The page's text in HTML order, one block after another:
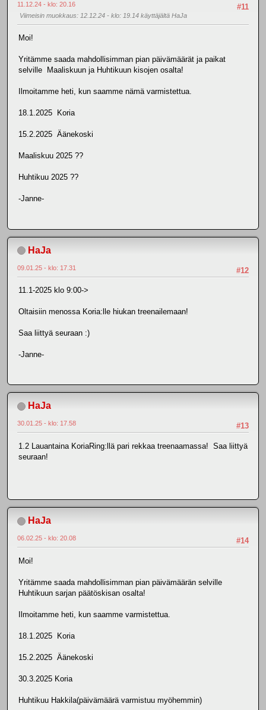
#11
11.12.24 - klo: 20.16
Viimeisin muokkaus: 12.12.24 - klo: 19.14 käyttäjältä HaJa
Moi!
Yritämme saada mahdollisimman pian päivämäärät ja paikat
selville Maaliskuun ja Huhtikuun kisojen osalta!
Ilmoitamme heti, kun saamme nämä varmistettua.
18.1.2025 Koria
15.2.2025 Äänekoski
Maaliskuu 2025 ??
Huhtikuu 2025 ??
-Janne-
HaJa
#12
09.01.25 - klo: 17.31
11.1-2025 klo 9:00->
Oltaisiin menossa Koria:lle hiukan treenailemaan!
Saa liittyä seuraan :)
-Janne-
HaJa
#13
30.01.25 - klo: 17.58
1.2 Lauantaina KoriaRing:llä pari rekkaa treenaamassa! Saa liittyä
seuraan!
HaJa
#14
06.02.25 - klo: 20.08
Moi!
Yritämme saada mahdollisimman pian päivämäärän selville
Huhtikuun sarjan päätöskisan osalta!
Ilmoitamme heti, kun saamme varmistettua.
18.1.2025 Koria
15.2.2025 Äänekoski
30.3.2025 Koria
Huhtikuu Hakkila(päivämäärä varmistuu myöhemmin)